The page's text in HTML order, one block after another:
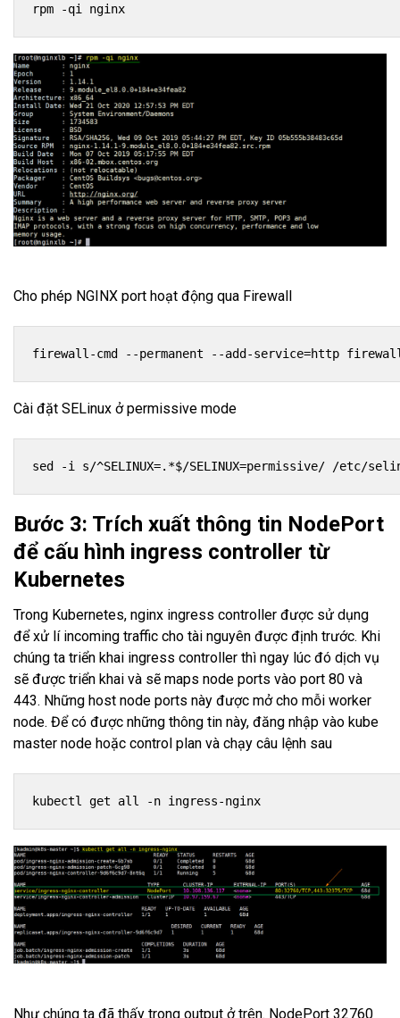
rpm -qi nginx
Cho phép NGINX port hoạt động qua Firewall
firewall-cmd --permanent --add-service=http
Cài đặt SELinux ở permissive mode
sed -i s/^SELINUX=.*$/SELINUX=permissive/ /etc/
Bước 3: Trích xuất thông tin NodePort
để cấu hình ingress controller từ
Kubernetes
Trong Kubernetes, nginx ingress controller được sử dụng
để xử lí incoming traffic cho tài nguyên được định trước. Khi
chúng ta triển khai ingress controller thì ngay lúc đó dịch vụ
sẽ được triển khai và sẽ maps node ports vào port 80 và
443. Những host node ports này được mở cho mỗi worker
node. Để có được những thông tin này, đăng nhập vào kube
master node hoặc control plan và chạy câu lệnh sau
kubectl get all -n ingress-nginx
Như chúng ta đã thấy trong output ở trên. NodePort 32760